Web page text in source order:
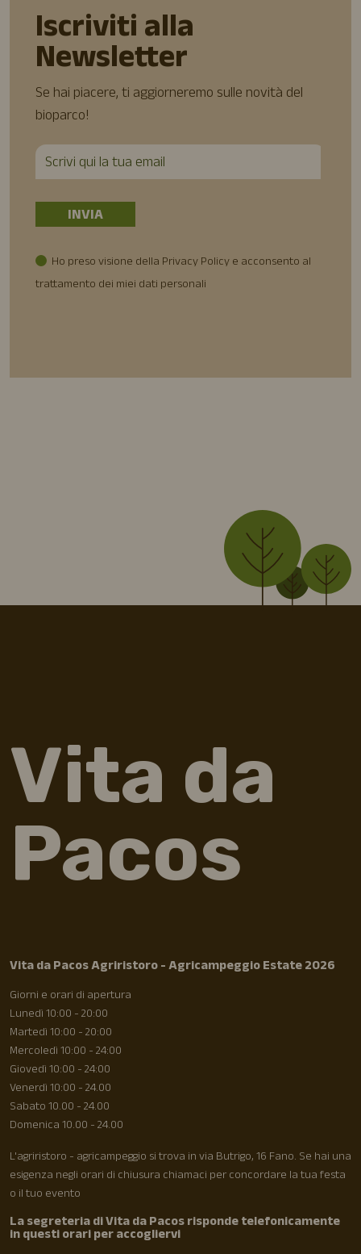
Iscriviti alla
Newsletter
Se hai piacere, ti aggiorneremo sulle novità del
bioparco!
Ho preso visione della Privacy Policy e acconsento al
trattamento dei miei dati personali
Vita da
Pacos
Vita da Pacos Agriristoro - Agricampeggio Estate 2026
Giorni e orari di apertura
Lunedì 10:00 - 20:00
Martedì 10:00 - 20:00
Mercoledì 10:00 - 24:00
Giovedì 10:00 - 24:00
Venerdì 10:00 - 24.00
Sabato 10.00 - 24.00
Domenica 10.00 - 24.00
L'agriristoro - agricampeggio si trova in via Butrigo, 16 Fano. Se hai una
esigenza negli orari di chiusura chiamaci per concordare la tua festa
o il tuo evento
La segreteria di Vita da Pacos risponde telefonicamente
in questi orari per accogliervi